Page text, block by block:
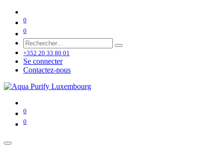
0
0
+352 20 33 80 01
Se connecter
Contactez-nous
0
0